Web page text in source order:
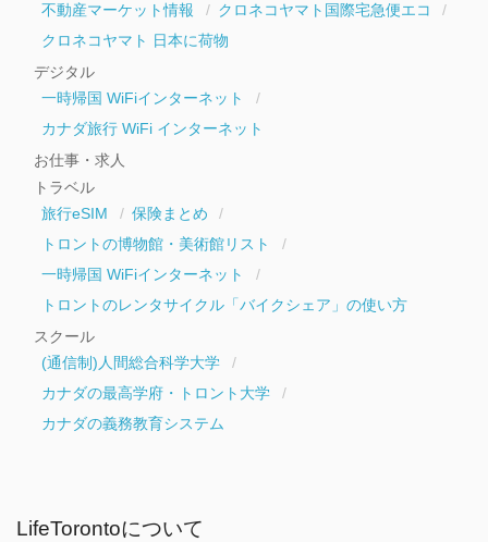
不動産マーケット情報
クロネコヤマト国際宅急便エコ
クロネコヤマト 日本に荷物
デジタル
一時帰国 WiFiインターネット
カナダ旅行 WiFi インターネット
お仕事・求人
トラベル
旅行eSIM
保険まとめ
トロントの博物館・美術館リスト
一時帰国 WiFiインターネット
トロントのレンタサイクル「バイクシェア」の使い方
スクール
(通信制)人間総合科学大学
カナダの最高学府・トロント大学
カナダの義務教育システム
LifeTorontoについて